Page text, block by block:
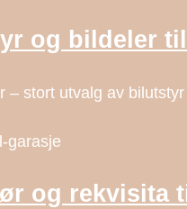
og bildeler
– stort utvalg av
garasje
og rekvisita